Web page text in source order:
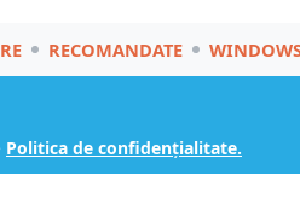
RECOMANDATE
Politica de confidențialitate.